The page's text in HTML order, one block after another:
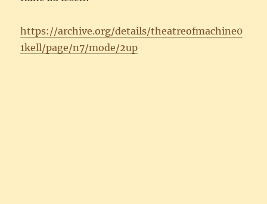
https://archive.org/details/theatreofmachine0
1kell/page/n7/mode/2up